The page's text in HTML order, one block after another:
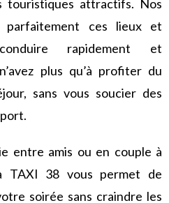
touristiques attractifs. Nos
parfaitement ces lieux et
rapidement et
plus qu’à profiter du
sans vous soucier des
entre amis ou en couple à
TAXI 38 vous permet de
soirée sans craindre les